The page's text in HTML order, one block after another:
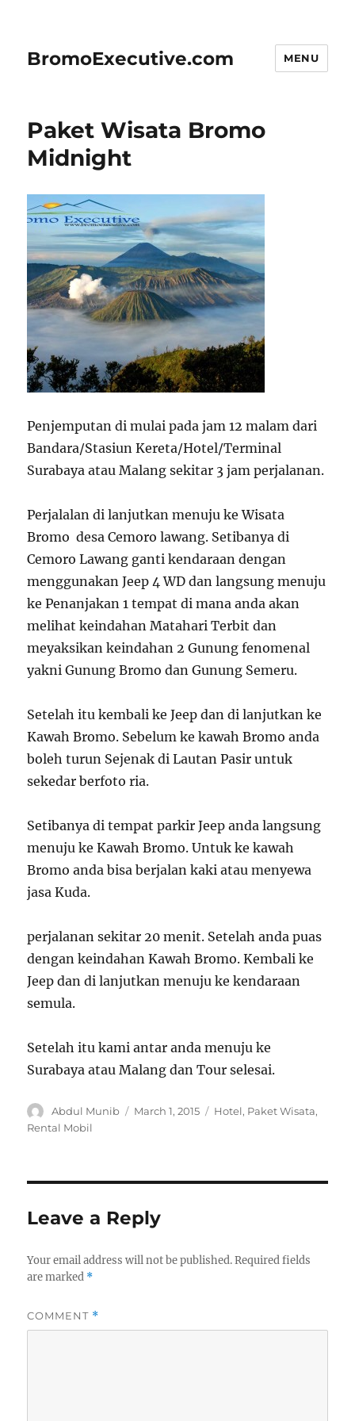
BromoExecutive.com MENU
Paket Wisata Bromo
Midnight
Penjemputan di mulai pada jam 12 malam dari
Bandara/Stasiun Kereta/Hotel/Terminal
Surabaya atau Malang sekitar 3 jam perjalanan.
Perjalalan di lanjutkan menuju ke Wisata
Bromo desa Cemoro lawang. Setibanya di
Cemoro Lawang ganti kendaraan dengan
menggunakan Jeep 4 WD dan langsung menuju
ke Penanjakan 1 tempat di mana anda akan
melihat keindahan Matahari Terbit dan
meyaksikan keindahan 2 Gunung fenomenal
yakni Gunung Bromo dan Gunung Semeru.
Setelah itu kembali ke Jeep dan di lanjutkan ke
Kawah Bromo. Sebelum ke kawah Bromo anda
boleh turun Sejenak di Lautan Pasir untuk
sekedar berfoto ria.
Setibanya di tempat parkir Jeep anda langsung
menuju ke Kawah Bromo. Untuk ke kawah
Bromo anda bisa berjalan kaki atau menyewa
jasa Kuda.
perjalanan sekitar 20 menit. Setelah anda puas
dengan keindahan Kawah Bromo. Kembali ke
Jeep dan di lanjutkan menuju ke kendaraan
semula.
Setelah itu kami antar anda menuju ke
Surabaya atau Malang dan Tour selesai.
Author
Abdul Munib
Posted
March 1, 2015 Categories
Hotel, Paket Wisata,
Rental Mobil
Leave a Reply
Your email address will not be published. Required fields
are marked *
COMMENT *